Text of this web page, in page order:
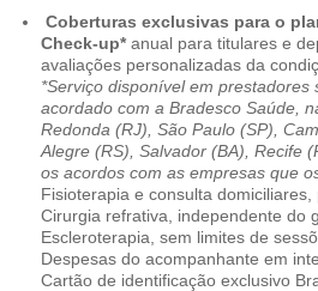
Coberturas exclusivas para o
Check-up*anual para titulares e
avaliações personalizadas da
*Serviço disponível em
acordado com a Bradesco Saúde,
Redonda (RJ), São Paulo (SP),
Alegre (RS), Salvador (BA), Recife
os acordos com as empresas que
Fisioterapia e consulta
Cirurgia refrativa, independente do
Escleroterapia, sem limites de
Despesas do acompanhante em
Cartão de identificação exclusivo